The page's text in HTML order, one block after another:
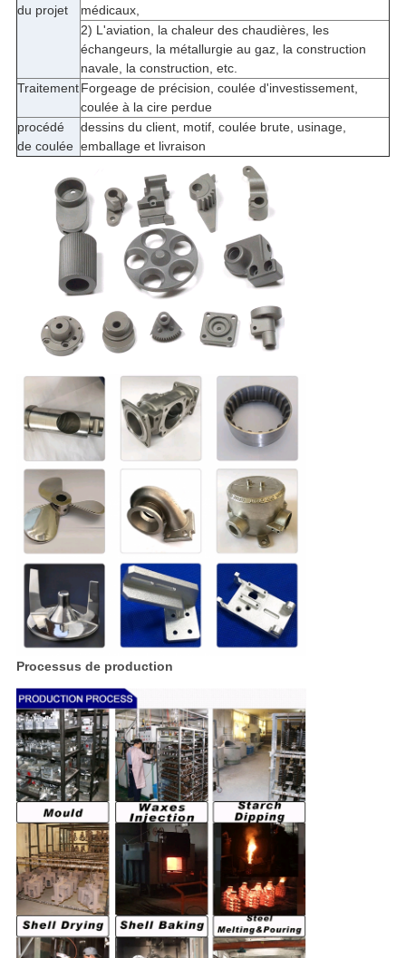
du projet
médicaux,
2) L'aviation, la chaleur des chaudières, les
échangeurs, la métallurgie au gaz, la construction
navale, la construction, etc.
TraitementForgeage de précision, coulée d'investissement,
coulée à la cire perdue
procédé
de coulée
dessins du client, motif, coulée brute, usinage,
emballage et livraison
Processus de production